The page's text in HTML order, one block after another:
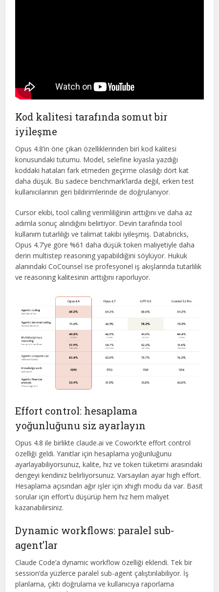
Kod kalitesi tarafında somut bir
iyileşme
Opus 4.8’in öne çıkan özelliklerinden biri kod kalitesi
konusundaki tutumu. Model, selefine kıyasla yazdığı
koddaki hataları fark etmeden geçirme olasılığı dört kat
daha düşük. Bu sadece benchmark’larda değil, erken test
kullanıcılarının geri bildirimlerinde de doğrulanıyor.
Cursor ekibi, tool calling verimliliğinin arttığını ve daha az
adımla sonuç alındığını belirtiyor. Devin tarafında tool
kullanım tutarlılığı ve talimat takibi iyileşmiş. Databricks,
Opus 4.7’ye göre %61 daha düşük token maliyetiyle daha
derin multistep reasoning yapabildiğini söylüyor. Hukuk
alanındaki CoCounsel ise profesyonel iş akışlarında tutarlılık
ve reasoning kalitesinin arttığını raporluyor.
Effort control: hesaplama
yoğunluğunu siz ayarlayın
Opus 4.8 ile birlikte claude.ai ve Cowork’te effort control
özelliği geldi. Yanıtlar için hesaplama yoğunluğunu
ayarlayabiliyorsunuz, kalite, hız ve token tüketimi arasındaki
dengeyi kendiniz belirliyorsunuz. Varsayılan ayar high effort.
Hesaplama açısından ağır işler için xhigh modu da var. Basit
sorular için effort’u düşürüp hem hız hem maliyet
kazanabilirsiniz.
Dynamic workflows: paralel sub-
agent’lar
Claude Code’a dynamic workflow özelliği eklendi. Tek bir
session’da yüzlerce paralel sub-agent çalıştırılabiliyor. İş
planlama, çıktı doğrulama ve kullanıcıya raporlama